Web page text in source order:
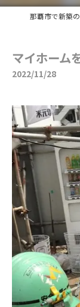
マイホーム
2022/11/28